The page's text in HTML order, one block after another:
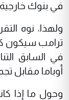
في بنوك
ولهذا، نوه
ترامب سيكون
في السابق
أوباما مقابل
وحول ما إذا